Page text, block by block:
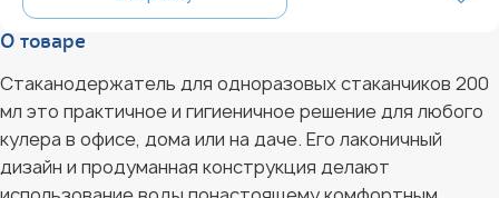
О товаре
Стаканодержатель для одноразовых стаканчиков 200
мл это практичное и гигиеничное решение для любого
кулера в офисе, дома или на даче. Его лаконичный
дизайн и продуманная конструкция делают